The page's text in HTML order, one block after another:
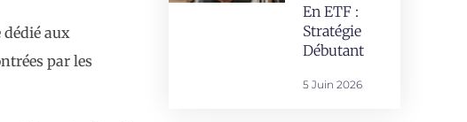
aux
par les
En ETF :
Stratégie
Débutant
5 Juin 2026